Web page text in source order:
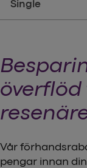
Single
Vår
pengar innan